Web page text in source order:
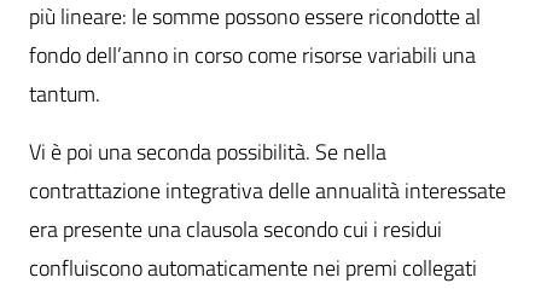
più lineare: le somme possono essere ricondotte al
fondo dell’anno in corso come risorse variabili una
tantum.
Vi è poi una seconda possibilità. Se nella
contrattazione integrativa delle annualità interessate
era presente una clausola secondo cui i residui
confluiscono automaticamente nei premi collegati